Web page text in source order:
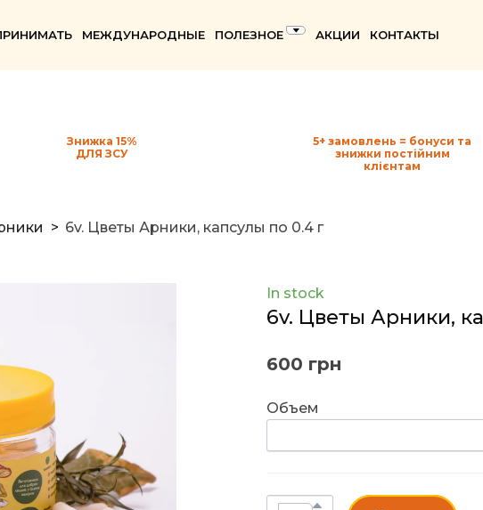
МЕЖДУНАРОДНЫЕ ПОЛЕЗНОЕ АКЦИИ КОНТАКТЫ
Знижка 15%
ДЛЯ ЗСУ
5+ замовлень = бонуси та
знижки постійним
клієнтам
6v. Цветы Арники, капсулы по 0.4 г
In stock
6v. Цветы Арники,
600 грн
Объем